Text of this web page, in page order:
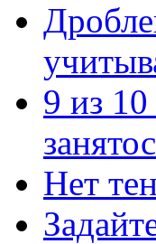
9 из
Нет